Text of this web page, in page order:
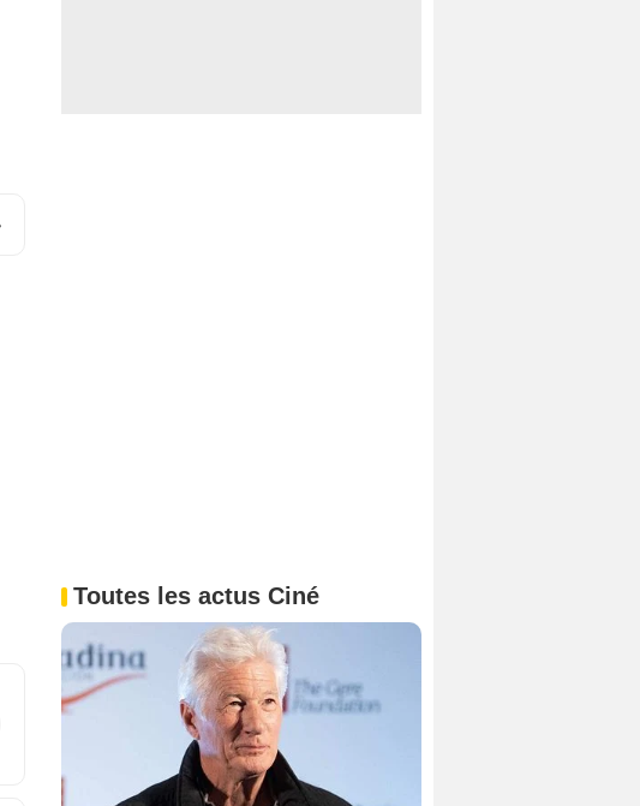
Toutes les actus Ciné